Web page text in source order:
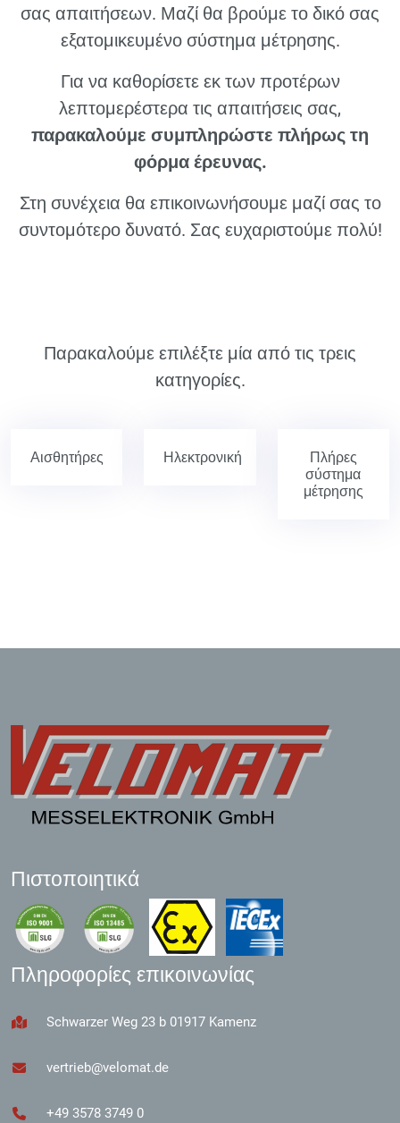
σας απαιτήσεων. Μαζί θα βρούμε το δικό σας
εξατομικευμένο σύστημα μέτρησης.
Για να καθορίσετε εκ των προτέρων
λεπτομερέστερα τις απαιτήσεις σας,
παρακαλούμε συμπληρώστε πλήρως τη
φόρμα έρευνας.
Στη συνέχεια θα επικοινωνήσουμε μαζί σας το
συντομότερο δυνατό. Σας ευχαριστούμε πολύ!
Παρακαλούμε επιλέξτε μία από τις τρεις
κατηγορίες.
Αισθητήρες Ηλεκτρονική
Πλήρες
σύστημα
μέτρησης
Πιστοποιητικά
Πληροφορίες επικοινωνίας
Schwarzer Weg 23 b 01917 Kamenz
vertrieb@velomat.de
+49 3578 3749 0